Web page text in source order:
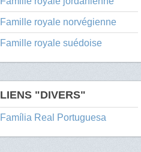
Famille royale norvégienne
Famille royale suédoise
LIENS "DIVERS"
Família Real Portuguesa